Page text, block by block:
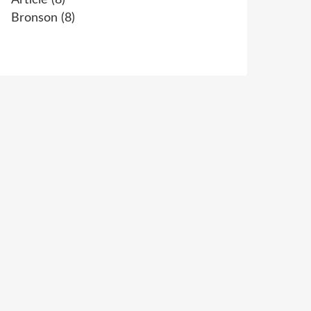
Bronson (8)